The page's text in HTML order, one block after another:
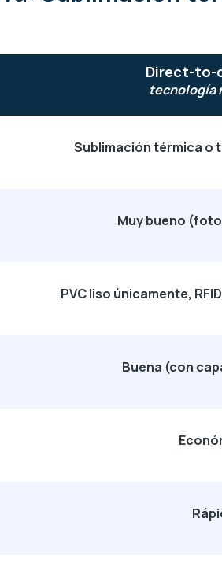
Direct-to-
tecnología
Sublimación térmica
Muy bueno
PVC liso únicamente,
Buena (con